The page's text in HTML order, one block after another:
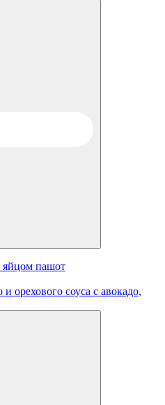
яйцом пашот
орехового соуса с авокадо,